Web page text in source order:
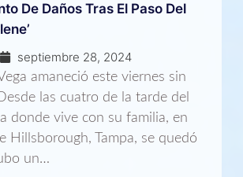
De Daños Tras El Paso Del
septiembre 28, 2024
amaneció este viernes sin
las cuatro de la tarde del
donde vive con su familia, en
Hillsborough, Tampa, se quedó
un…